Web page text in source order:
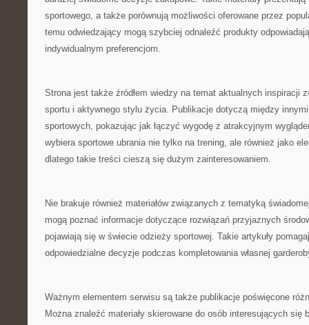
sportowego, a także porównują możliwości oferowane przez
temu odwiedzający mogą szybciej odnaleźć produkty
indywidualnym preferencjom.
Strona jest także źródłem wiedzy na temat aktualnych inspiracji
sportu i aktywnego stylu życia. Publikacje dotyczą między
sportowych, pokazując jak łączyć wygodę z atrakcyjnym
wybiera sportowe ubrania nie tylko na trening, ale również jako
dlatego takie treści cieszą się dużym zainteresowaniem.
Nie brakuje również materiałów związanych z tematyką
mogą poznać informacje dotyczące rozwiązań przyjaznych
pojawiają się w świecie odzieży sportowej. Takie artykuły
odpowiedzialne decyzje podczas kompletowania własnej
Ważnym elementem serwisu są także publikacje poświęcone
Można znaleźć materiały skierowane do osób interesujących się